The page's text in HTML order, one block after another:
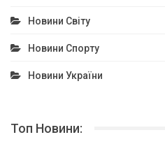
Новини Світу
Новини Спорту
Новини України
Топ Новини: